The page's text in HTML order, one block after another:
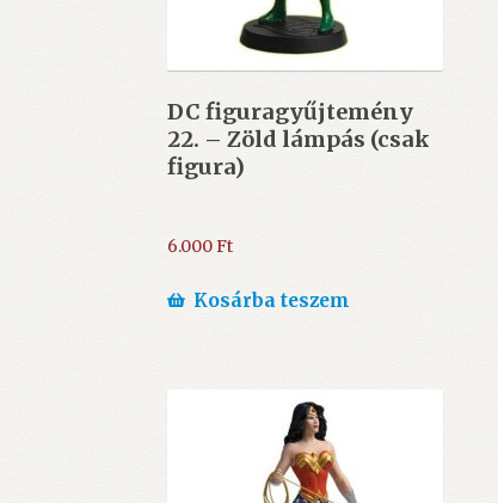
DC figuragyűjtemény
22. – Zöld lámpás (csak
figura)
6.000Ft
Kosárba teszem